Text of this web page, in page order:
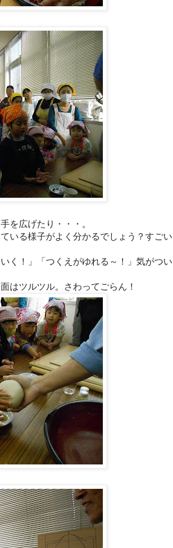
を広げたり・・・。
いる様子がよく分かるでしょう？すごい
く！」「つくえがゆれる～！」気がつい
はツルツル。さわってごらん！